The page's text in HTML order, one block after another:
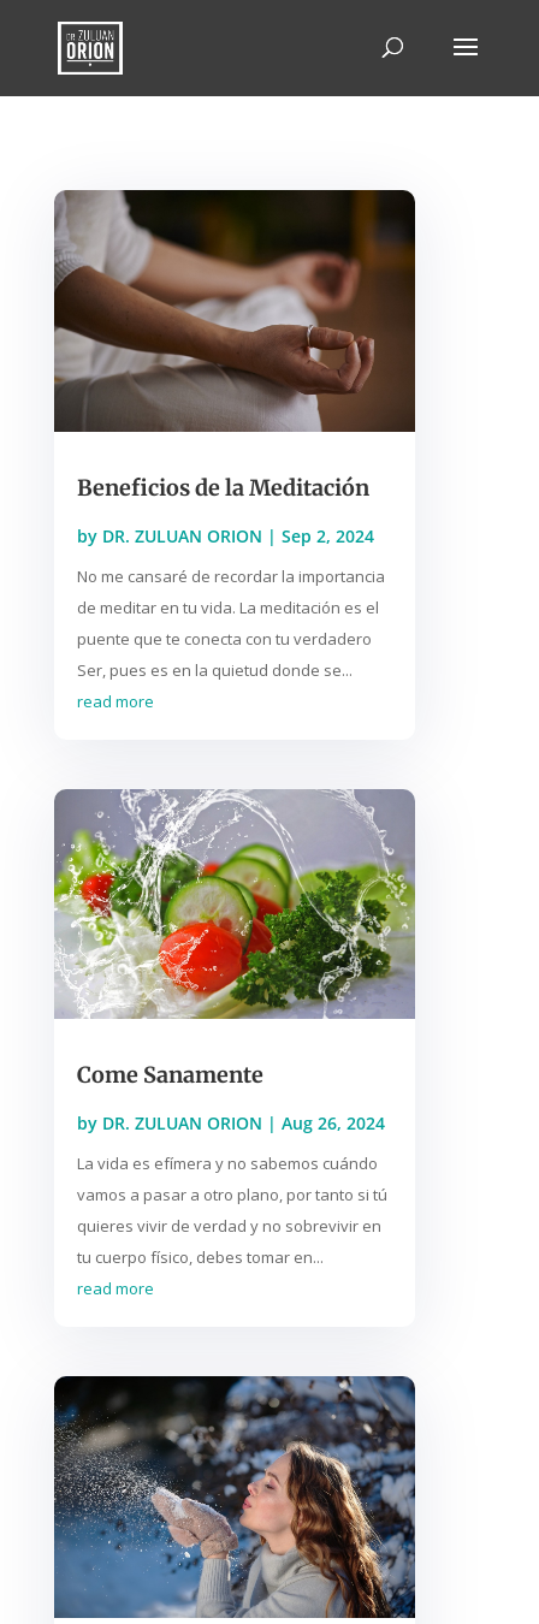
Beneficios de la Meditación
by DR. ZULUAN ORION | Sep 2, 2024
No me cansaré de recordar la importancia
de meditar en tu vida. La meditación es el
puente que te conecta con tu verdadero
Ser, pues es en la quietud donde se...
read more
Come Sanamente
by DR. ZULUAN ORION | Aug 26, 2024
La vida es efímera y no sabemos cuándo
vamos a pasar a otro plano, por tanto si tú
quieres vivir de verdad y no sobrevivir en
tu cuerpo físico, debes tomar en...
read more